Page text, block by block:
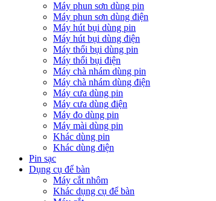
Máy phun sơn dùng pin
Máy phun sơn dùng điện
Máy hút bụi dùng pin
Máy hút bụi dùng điện
Máy thổi bụi dùng pin
Máy thổi bụi điện
Máy chà nhám dùng pin
Máy chà nhám dùng điện
Máy cưa dùng pin
Máy cưa dùng điện
Máy đo dùng pin
Máy mài dùng pin
Khác dùng pin
Khác dùng điện
Pin sạc
Dụng cụ để bàn
Máy cắt nhôm
Khác dụng cụ để bàn